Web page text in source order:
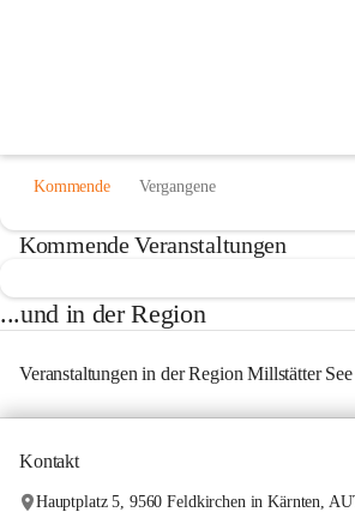
Kommende Vergangene
Kommende Veranstaltungen
...und in der Region
Veranstaltungen in der Region Millstätter
Kontakt
Hauptplatz 5, 9560 Feldkirchen in Kärnten,